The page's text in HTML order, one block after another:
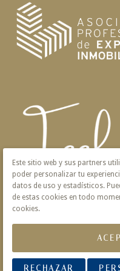
Este sitio web y sus partners
poder personalizar tu
datos de uso y estadísticos.
de estas cookies en todo
cookies.
RECHAZAR